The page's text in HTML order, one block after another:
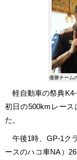
優勝チーム
軽自動車の祭典K4-
初日の500kmレー
た。
午後1時、GP-1ク
ースのハコ車NA）